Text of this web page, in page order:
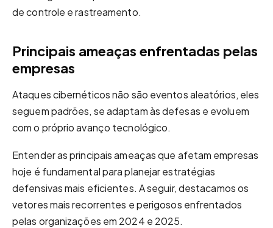
de controle e rastreamento.
Principais ameaças enfrentadas pelas
empresas
Ataques cibernéticos não são eventos aleatórios, eles
seguem padrões, se adaptam às defesas e evoluem
com o próprio avanço tecnológico.
Entender as principais ameaças que afetam empresas
hoje é fundamental para planejar estratégias
defensivas mais eficientes. A seguir, destacamos os
vetores mais recorrentes e perigosos enfrentados
pelas organizações em 2024 e 2025.